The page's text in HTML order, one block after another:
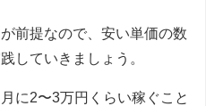
前提なので、安い単価の数
していきましょう。
に2〜3万円くらい稼ぐこと